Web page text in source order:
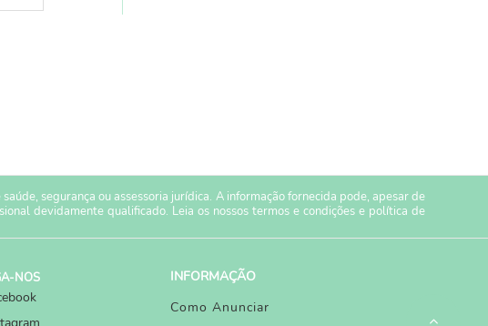
segurança ou assessoria jurídica. A informação fornecida pode, apesar de
devidamente qualificado. Leia os nossos termos e condiçõese política de
NOS
INFORMAÇÃO
Como Anunciar